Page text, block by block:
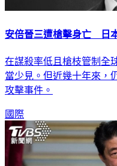
安倍晉三遭槍擊身亡 日
在謀殺率低且槍枝管制全
當少見。但近幾十年來，
攻擊事件。
國際